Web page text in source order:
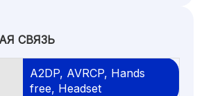
СВЯЗЬ
A2DP, AVRCP, Hands
free, Headset